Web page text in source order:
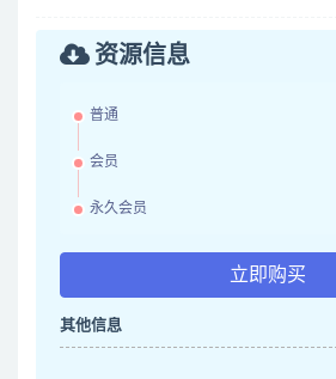
资源信息
普通
会员
永久会员
立即购买
其他信息